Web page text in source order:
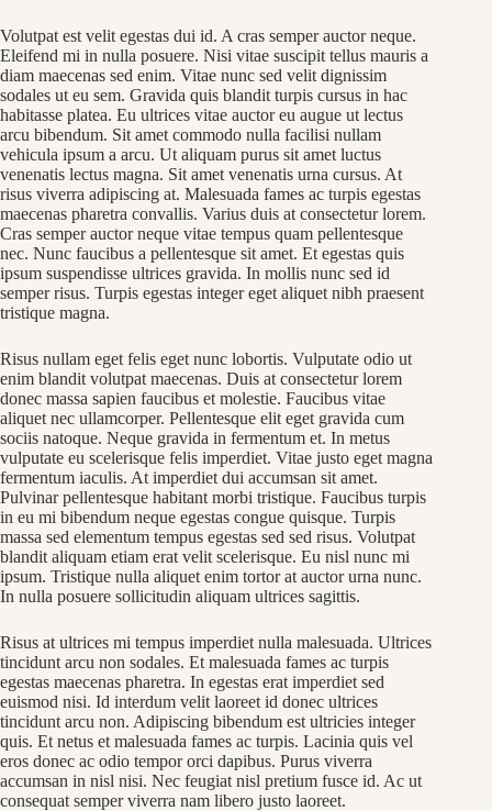
Volutpat est velit egestas dui id. A cras semper auctor neque.
Eleifend mi in nulla posuere. Nisi vitae suscipit tellus mauris a
diam maecenas sed enim. Vitae nunc sed velit dignissim
sodales ut eu sem. Gravida quis blandit turpis cursus in hac
habitasse platea. Eu ultrices vitae auctor eu augue ut lectus
arcu bibendum. Sit amet commodo nulla facilisi nullam
vehicula ipsum a arcu. Ut aliquam purus sit amet luctus
venenatis lectus magna. Sit amet venenatis urna cursus. At
risus viverra adipiscing at. Malesuada fames ac turpis egestas
maecenas pharetra convallis. Varius duis at consectetur lorem.
Cras semper auctor neque vitae tempus quam pellentesque
nec. Nunc faucibus a pellentesque sit amet. Et egestas quis
ipsum suspendisse ultrices gravida. In mollis nunc sed id
semper risus. Turpis egestas integer eget aliquet nibh praesent
tristique magna.
Risus nullam eget felis eget nunc lobortis. Vulputate odio ut
enim blandit volutpat maecenas. Duis at consectetur lorem
donec massa sapien faucibus et molestie. Faucibus vitae
aliquet nec ullamcorper. Pellentesque elit eget gravida cum
sociis natoque. Neque gravida in fermentum et. In metus
vulputate eu scelerisque felis imperdiet. Vitae justo eget magna
fermentum iaculis. At imperdiet dui accumsan sit amet.
Pulvinar pellentesque habitant morbi tristique. Faucibus turpis
in eu mi bibendum neque egestas congue quisque. Turpis
massa sed elementum tempus egestas sed sed risus. Volutpat
blandit aliquam etiam erat velit scelerisque. Eu nisl nunc mi
ipsum. Tristique nulla aliquet enim tortor at auctor urna nunc.
In nulla posuere sollicitudin aliquam ultrices sagittis.
Risus at ultrices mi tempus imperdiet nulla malesuada. Ultrices
tincidunt arcu non sodales. Et malesuada fames ac turpis
egestas maecenas pharetra. In egestas erat imperdiet sed
euismod nisi. Id interdum velit laoreet id donec ultrices
tincidunt arcu non. Adipiscing bibendum est ultricies integer
quis. Et netus et malesuada fames ac turpis. Lacinia quis vel
eros donec ac odio tempor orci dapibus. Purus viverra
accumsan in nisl nisi. Nec feugiat nisl pretium fusce id. Ac ut
consequat semper viverra nam libero justo laoreet.